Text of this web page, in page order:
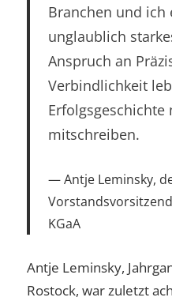
Branchen und ich
unglaublich
Anspruch an
Verbindlichkeit
mitschreiben.
Antje Leminsky,
KGaA
Antje Leminsky,
Rostock, war zuletzt